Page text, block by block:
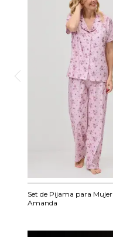
Set de Pijama para Mujer
Amanda